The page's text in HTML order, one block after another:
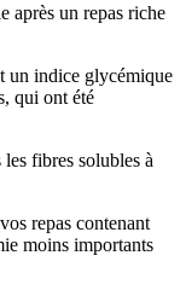
après un repas riche
un indice glycémique
qui ont été
fibres solubles à
repas contenant
moins importants